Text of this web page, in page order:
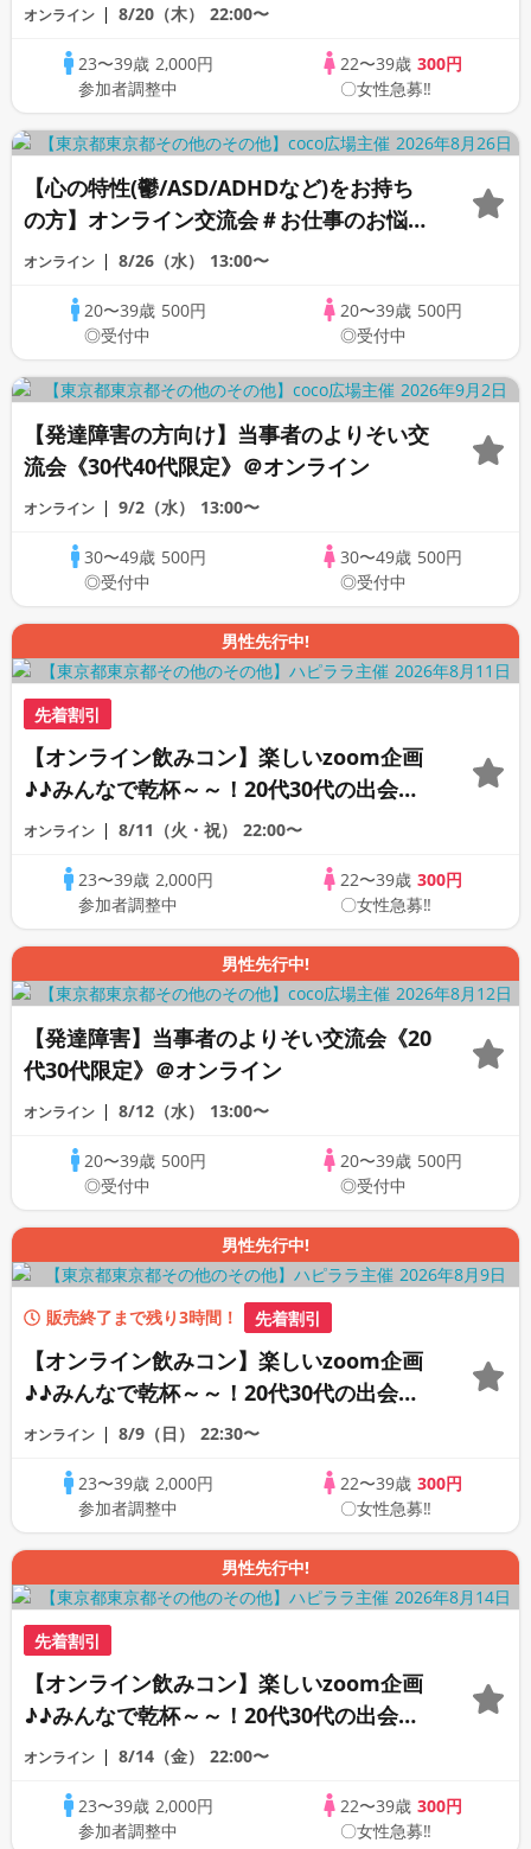
う♪☆全国の方が対象☆司会進行あり♪♪♪
オンライン 8/20（木） 22:00〜
23〜39歳 2,000円
参加者調整中
22〜39歳 300円
〇女性急募‼
【心の特性(鬱/ASD/ADHDなど)をお持ち
の方】オンライン交流会＃お仕事のお悩み
編《20代30代限定》
オンライン 8/26（水） 13:00〜
20〜39歳 500円
◎受付中
20〜39歳 500円
◎受付中
【発達障害の方向け】当事者のよりそい交
流会《30代40代限定》＠オンライン
オンライン 9/2（水） 13:00〜
30〜49歳 500円
◎受付中
30〜49歳 500円
◎受付中
男性先行中!
先着割引
【オンライン飲みコン】楽しいzoom企画
♪♪みんなで乾杯～～！20代30代の出会い
応援♪♪リモートパーティー♪♪友達作りか
う♪☆全国の方が対象☆司会進行あり♪♪♪
オンライン 8/11（火・祝） 22:00〜
23〜39歳 2,000円
参加者調整中
22〜39歳 300円
〇女性急募‼
男性先行中!
【発達障害】当事者のよりそい交流会《20
代30代限定》＠オンライン
オンライン 8/12（水） 13:00〜
20〜39歳 500円
◎受付中
20〜39歳 500円
◎受付中
男性先行中!
販売終了まで残り3時間！ 先着割引
【オンライン飲みコン】楽しいzoom企画
♪♪みんなで乾杯～～！20代30代の出会い
応援♪♪リモートパーティー♪♪友達作りか
う♪☆全国の方が対象☆司会進行あり♪♪♪
オンライン 8/9（日） 22:30〜
23〜39歳 2,000円
参加者調整中
22〜39歳 300円
〇女性急募‼
男性先行中!
先着割引
【オンライン飲みコン】楽しいzoom企画
♪♪みんなで乾杯～～！20代30代の出会い
応援♪♪リモートパーティー♪♪友達作りか
う♪☆全国の方が対象☆司会進行あり♪♪♪
オンライン 8/14（金） 22:00〜
23〜39歳 2,000円
参加者調整中
22〜39歳 300円
〇女性急募‼